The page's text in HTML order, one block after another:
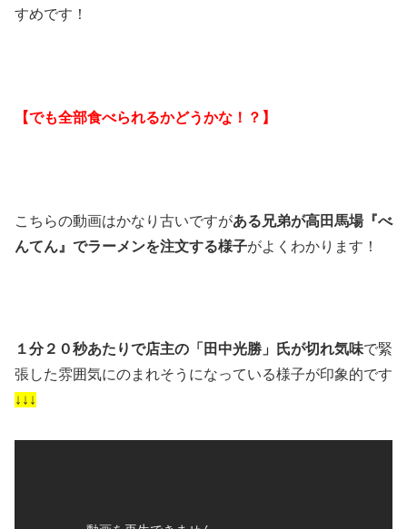
すめです！
【でも全部食べられるかどうかな！？】
こちらの動画はかなり古いですがある兄弟が高田馬場『べ
んてん』でラーメンを注文する様子がよくわかります！
１分２０秒あたりで店主の「田中光勝」氏が切れ気味で緊
張した雰囲気にのまれそうになっている様子が印象的です
↓↓↓